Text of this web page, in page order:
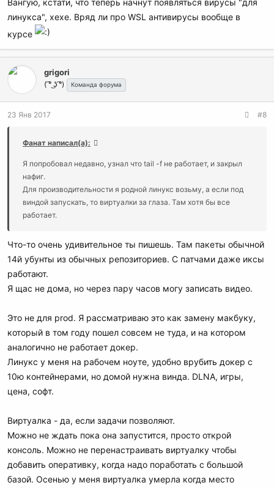
линукса", хехе. Вряд ли про WSL антивирусы вообще в
курсе
grigori
( ͡° ͜ʖ ͡°) Команда форума
23 Янв 2017 #8
Фанат написал(а):
Я попробовал недавно, узнал что tail -f не работает, и закрыл
нафиг.
Для производительности я родной линукс возьму, а если под
виндой запускать, то виртуалки за глаза. Там хотя бы все
работает.
Что-то очень удивительное ты пишешь. Там пакеты обычной
14й убунты из обычных репозиториев. С патчами даже иксы
работают.
Я щас не дома, но через пару часов могу записать видео.
Это не для prod. Я рассматриваю это как замену макбуку,
который в том году пошел совсем не туда, и на котором
аналогично не работает докер.
Линукс у меня на рабочем ноуте, удобно врубить докер с
10ю контейнерами, но домой нужна винда. DLNA, игры,
цена, софт.
Виртуалка - да, если задачи позволяют.
Можно не ждать пока она запустится, просто открой
консоль. Можно не перенастраивать виртуалку чтобы
добавить оперативку, когда надо поработать с большой
базой. Осенью у меня виртуалка умерла когда место